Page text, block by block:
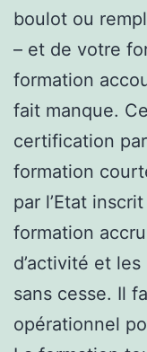
boulot ou
– et de votre
formation
fait manque.
certification
formation
par l’Etat
formation
d’activité et
sans cesse. Il
opérationnel